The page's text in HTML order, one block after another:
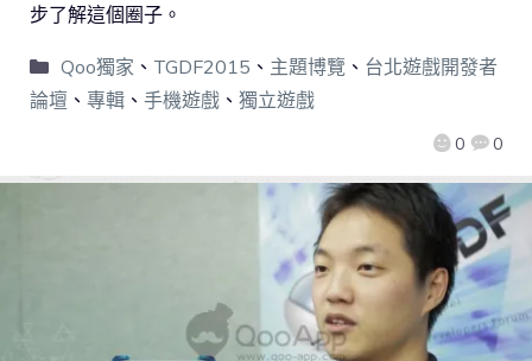
0 0
步了解這個圈子。
Qoo獨家 、 TGDF2015 、 主題博覽 、 台北遊戲開發者
論壇 、 專輯 、 手機遊戲 、 獨立遊戲